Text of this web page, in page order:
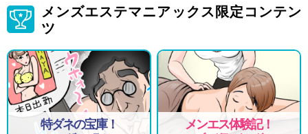
メンズエステマニアックス限定コンテン
ツ
特ダネの宝庫！ メンエス体験記！